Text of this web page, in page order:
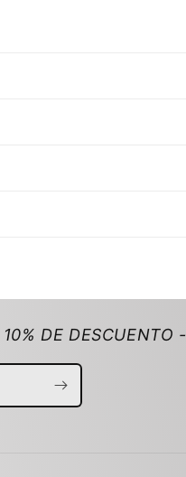
DE DESCUENTO -